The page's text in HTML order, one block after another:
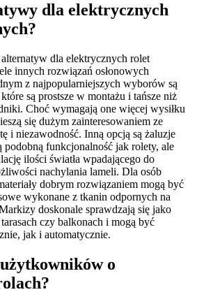
dla elektrycznych
dla elektrycznych rolet
innych rozwiązań osłonowych
z najpopularniejszych wyborów są
są prostsze w montażu i tańsze niż
Choć wymagają one więcej wysiłku
się dużym zainteresowaniem ze
i niezawodność. Inną opcją są żaluzje
podobną funkcjonalność jak rolety, ale
ilości światła wpadającego do
nachylania lameli. Dla osób
dobrym rozwiązaniem mogą być
wykonane z tkanin odpornych na
doskonale sprawdzają się jako
tarasach czy balkonach i mogą być
jak i automatycznie.
o